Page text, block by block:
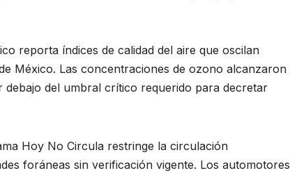
reporta índices de calidad del aire que oscilan
México. Las concentraciones de ozono alcanzaron
debajo del umbral crítico requerido para decretar
Hoy No Circula restringe la circulación
foráneas sin verificación vigente. Los automotores